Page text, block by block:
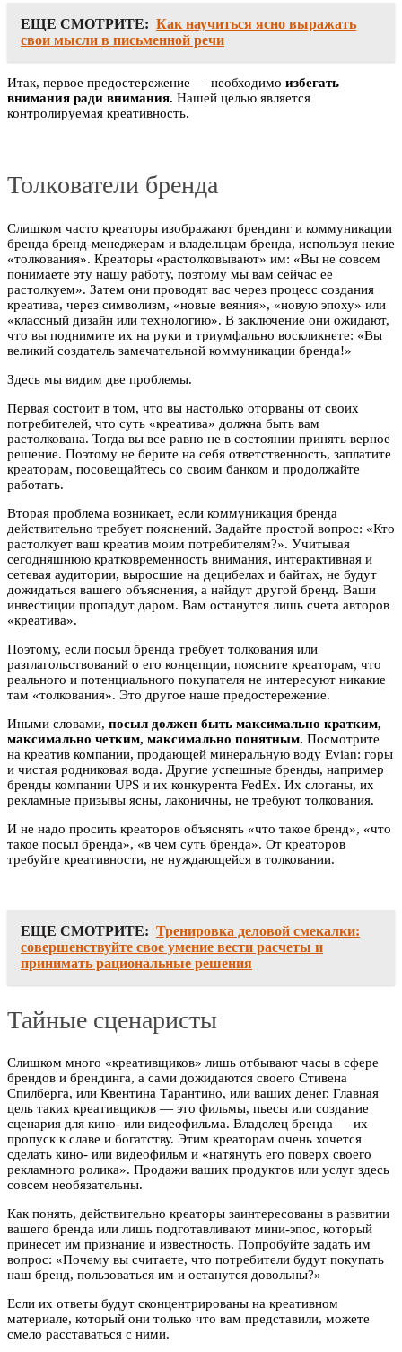
ЕЩЕ СМОТРИТЕ: Как научиться ясно выражать
свои мысли в письменной речи
Итак, первое предостережение — необходимо избегать
внимания ради внимания. Нашей целью является
контролируемая креативность.
Толкователи бренда
Слишком часто креаторы изображают брендинг и коммуникации
бренда бренд-менеджерам и владельцам бренда, используя некие
«толкования». Креаторы «растолковывают» им: «Вы не совсем
понимаете эту нашу работу, поэтому мы вам сейчас ее
растолкуем». Затем они проводят вас через процесс создания
креатива, через символизм, «новые веяния», «новую эпоху» или
«классный дизайн или технологию». В заключение они ожидают,
что вы поднимите их на руки и триумфально воскликнете: «Вы
великий создатель замечательной коммуникации бренда!»
Здесь мы видим две проблемы.
Первая состоит в том, что вы настолько оторваны от своих
потребителей, что суть «креатива» должна быть вам
растолкована. Тогда вы все равно не в состоянии принять верное
решение. Поэтому не берите на себя ответственность, заплатите
креаторам, посовещайтесь со своим банком и продолжайте
работать.
Вторая проблема возникает, если коммуникация бренда
действительно требует пояснений. Задайте простой вопрос: «Кто
растолкует ваш креатив моим потребителям?». Учитывая
сегодняшнюю кратковременность внимания, интерактивная и
сетевая аудитории, выросшие на децибелах и байтах, не будут
дожидаться вашего объяснения, а найдут другой бренд. Ваши
инвестиции пропадут даром. Вам останутся лишь счета авторов
«креатива».
Поэтому, если посыл бренда требует толкования или
разглагольствований о его концепции, поясните креаторам, что
реального и потенциального покупателя не интересуют никакие
там «толкования». Это другое наше предостережение.
Иными словами, посыл должен быть максимально кратким,
максимально четким, максимально понятным. Посмотрите
на креатив компании, продающей минеральную воду Evian: горы
и чистая родниковая вода. Другие успешные бренды, например
бренды компании UPS и их конкурента FedEx. Их слоганы, их
рекламные призывы ясны, лаконичны, не требуют толкования.
И не надо просить креаторов объяснять «что такое бренд», «что
такое посыл бренда», «в чем суть бренда». От креаторов
требуйте креативности, не нуждающейся в толковании.
ЕЩЕ СМОТРИТЕ: Тренировка деловой смекалки:
совершенствуйте свое умение вести расчеты и
принимать рациональные решения
Тайные сценаристы
Слишком много «креативщиков» лишь отбывают часы в сфере
брендов и брендинга, а сами дожидаются своего Стивена
Спилберга, или Квентина Тарантино, или ваших денег. Главная
цель таких креативщиков — это фильмы, пьесы или создание
сценария для кино- или видеофильма. Владелец бренда — их
пропуск к славе и богатству. Этим креаторам очень хочется
сделать кино- или видеофильм и «натянуть его поверх своего
рекламного ролика». Продажи ваших продуктов или услуг здесь
совсем необязательны.
Как понять, действительно креаторы заинтересованы в развитии
вашего бренда или лишь подготавливают мини-эпос, который
принесет им признание и известность. Попробуйте задать им
вопрос: «Почему вы считаете, что потребители будут покупать
наш бренд, пользоваться им и останутся довольны?»
Если их ответы будут сконцентрированы на креативном
материале, который они только что вам представили, можете
смело расставаться с ними.